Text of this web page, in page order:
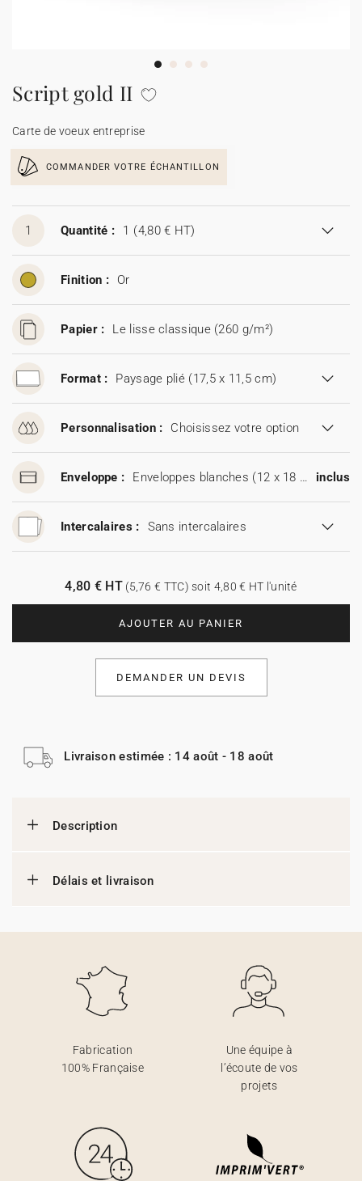
★ Demande d'échantillons
Menus
Présentoirs comptoir
Stickers
Script gold II
Carte de voeux entreprise
COMMANDER VOTRE ÉCHANTILLON
1 Quantité : 1 (4,80 € HT)
Finition : Or
Papier : Le lisse classique (260 g/m²)
Format : Paysage plié (17,5 x 11,5 cm)
Personnalisation : Choisissez votre option
Enveloppe : Enveloppes blanches (12 x 18 cm) inclus
Intercalaires : Sans intercalaires
AJOUTER AU PANIER
4,80 € HT(5,76 € TTC) soit 4,80 € HT l'unité
DEMANDER UN DEVIS
Livraison estimée : 14 août - 18 août
Description
Délais et livraison
Fabrication
100% Française
Une équipe à
l’écoute de vos
projets